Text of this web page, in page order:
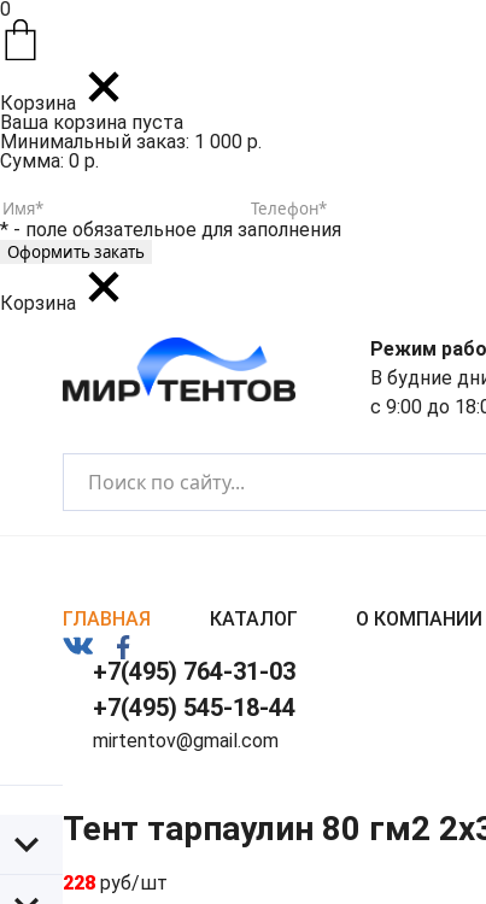
0
Корзина
Ваша корзина пуста
Минимальный заказ: 1 000 р.
Сумма: 0 р.
* - поле обязательное для заполнения
Корзина
Режим
В будние
с 9:00 до
ГЛАВНАЯ КАТАЛОГ О КОМПАНИИ
+7(495) 764-31-03
+7(495) 545-18-44
mirtentov@gmail.com
Тент тарпаулин 80 гм2
228 руб/шт